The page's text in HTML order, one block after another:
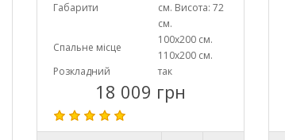
Габарити
см. Висота: 72
см.
Спальне місце
100х200 см.
110х200 см.
Розкладний
так
18 009 грн